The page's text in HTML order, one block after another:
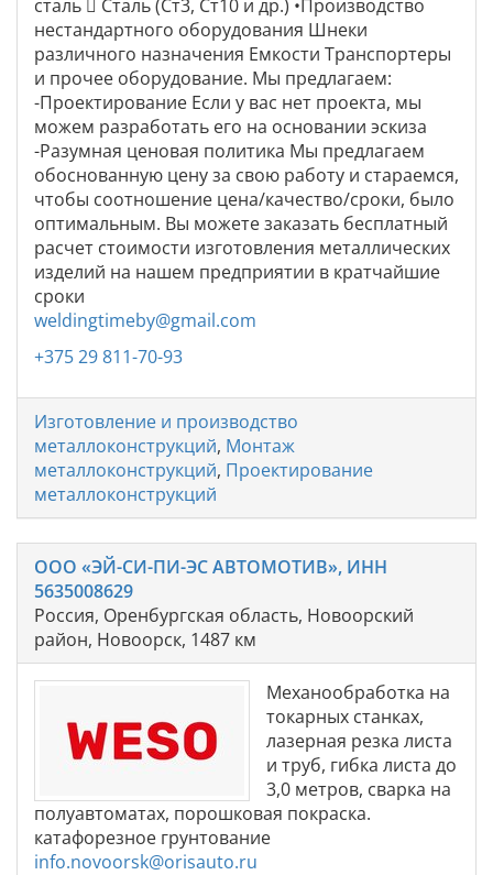
сталь  Сталь (Ст3, Ст10 и др.) •Производство
нестандартного оборудования Шнеки
различного назначения Емкости Транспортеры
и прочее оборудование. Мы предлагаем:
-Проектирование Если у вас нет проекта, мы
можем разработать его на основании эскиза
-Разумная ценовая политика Мы предлагаем
обоснованную цену за свою работу и стараемся,
чтобы соотношение цена/качество/сроки, было
оптимальным. Вы можете заказать бесплатный
расчет стоимости изготовления металлических
изделий на нашем предприятии в кратчайшие
сроки
weldingtimeby@gmail.com
+375 29 811-70-93
Изготовление и производство
металлоконструкций, Монтаж
металлоконструкций, Проектирование
металлоконструкций
ООО «ЭЙ-СИ-ПИ-ЭС АВТОМОТИВ», ИНН
5635008629
Россия, Оренбургская область, Новоорский
район, Новоорск, 1487 км
Механообработка на
токарных станках,
лазерная резка листа
и труб, гибка листа до
3,0 метров, сварка на
полуавтоматах, порошковая покраска.
катафорезное грунтование
info.novoorsk@orisauto.ru